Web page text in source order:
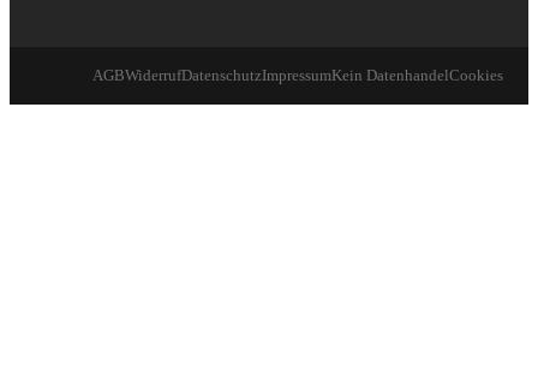
AGBWiderrufDatenschutzImpressumKein DatenhandelCookies